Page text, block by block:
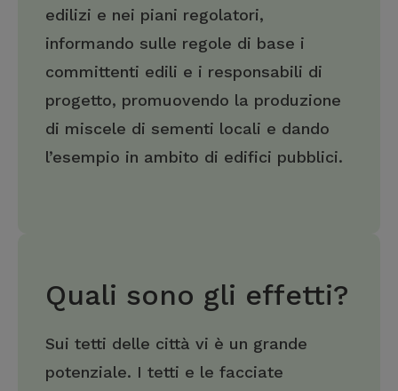
edilizi e nei piani regolatori,
informando sulle regole di base i
committenti edili e i responsabili di
progetto, promuovendo la produzione
di miscele di sementi locali e dando
l’esempio in ambito di edifici pubblici.
Quali sono gli effetti?
Sui tetti delle città vi è un grande
potenziale. I tetti e le facciate